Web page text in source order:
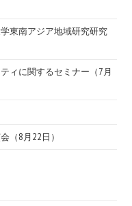
東南アジア地域研究研究
ィに関するセミナー（7月
（8月22日）